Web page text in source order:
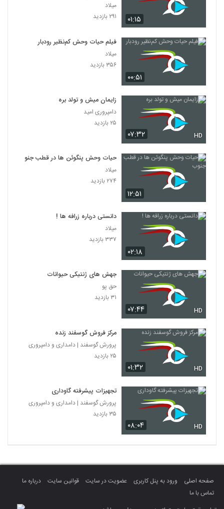
۰۱:۱۵
میلاد
۲۹۱ بازدید
۰۰:۵۱
فیلم حیات وحش کم‌نظیر رودبار
میلاد
۳۵۶ بازدید
۰۷:۳۲ HD
زایمان میش و تولد بره
دامپروری امید
۲۵ بازدید
۱۲:۵۱
حیات وحش پنگوئن ها در قطب جنوب
میلاد
۲۷۴ بازدید
۰۲:۱۸
دانستی درباره زرافه ها !
میلاد
۳۳۷ بازدید
۰۷:۴۴ HD
جهش های ژنتیکی حیوانات
حق پو
۳۱ بازدید
۰۱:۳۲ HD
مرکز فروش گوسفند زنده
پرورش گوسفند | دامداری و دامپروری
۲۵ بازدید
۰۸:۰۴ HD
تجهیزات پیشرفته گاوداری
پرورش گوسفند | دامداری و دامپروری
۳۵ بازدید
صفحه اصلی ورود به پنل کاربری عضویت در سایت قوانین سایت
درباره ما
تماس با ما